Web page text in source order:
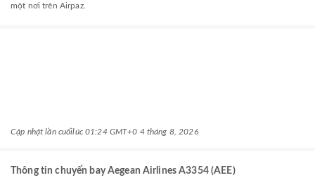
một nơi trên Airpaz.
Cập nhật lần cuốilúc 01:24 GMT+0 4 tháng 8, 2026
Thông tin chuyến bay Aegean Airlines A3354 (AEE)